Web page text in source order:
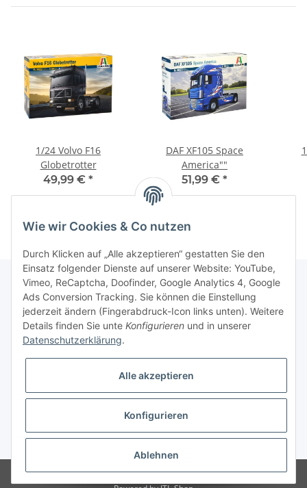
1/24 Volvo F16
Globetrotter
49,99 € *
DAF XF105 Space
America""
51,99 € *
Informationen
Gesetzliche Informationen
* Alle Preise inkl. gesetzlicher USt., zzgl.Versand
© Modellbauversand Hanke
Wie wir Cookies & Co nutzen
Durch Klicken auf „Alle akzeptieren“ gestatten Sie den
Einsatz folgender Dienste auf unserer Website: YouTube,
Vimeo, ReCaptcha, Doofinder, Google Analytics 4, Google
Ads Conversion Tracking. Sie können die Einstellung
jederzeit ändern (Fingerabdruck-Icon links unten). Weitere
Details finden Sie unte Konfigurieren und in unserer
Datenschutzerklärung.
Alle akzeptieren
Konfigurieren
Ablehnen